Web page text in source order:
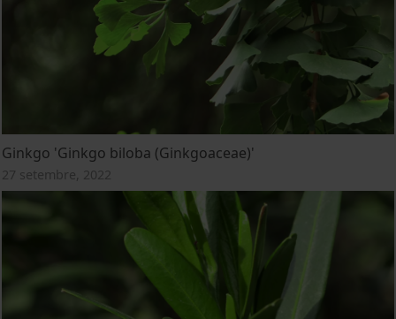
Ginkgo 'Ginkgo biloba (Ginkgoaceae)'
27 setembre, 2022